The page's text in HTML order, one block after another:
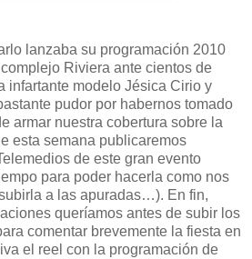
lanzaba su programación 2010
Riviera ante cientos de
infartante modelo Jésica Cirio y
pudor por habernos tomado
armar nuestra cobertura sobre la
esta semana publicaremos
de este gran evento
para poder hacerla como nos
a las apuradas…). En fin,
queríamos antes de subir los
comentar brevemente la fiesta en
el reel con la programación de